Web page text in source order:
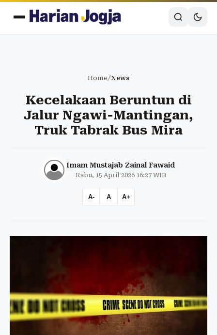
Home/News
Kecelakaan Beruntun di
Jalur Ngawi-Mantingan,
Truk Tabrak Bus Mira
Imam Mustajab Zainal Fawaid
Rabu, 15 April 2026 16:27 WIB
A- A A+